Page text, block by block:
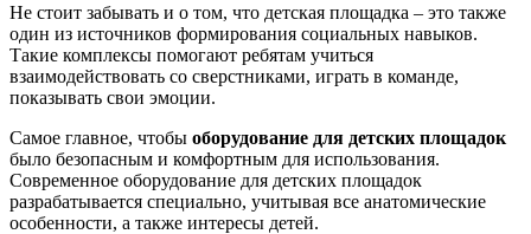
Не стоит забывать и о том, что детская площадка – это также
один из источников формирования социальных навыков.
Такие комплексы помогают ребятам учиться
взаимодействовать со сверстниками, играть в команде,
показывать свои эмоции.
Самое главное, чтобы оборудование для детских площадок
было безопасным и комфортным для использования.
Современное оборудование для детских площадок
разрабатывается специально, учитывая все анатомические
особенности, а также интересы детей.